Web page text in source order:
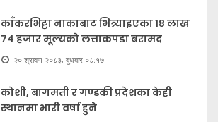
काँकरभिट्टा नाकाबाट भित्र्याइएका १८ लाख
७४ हजार मूल्यकाे लत्ताकपडा बरामद
२० श्रावण २०८३, बुधबार ०८:१७
कोशी, बागमती र गण्डकी प्रदेशका केही
स्थानमा भारी वर्षा हुने